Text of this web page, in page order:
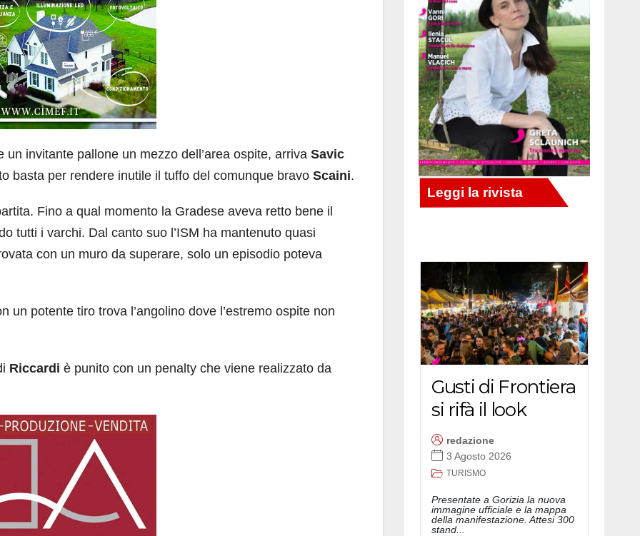
un invitante pallone un mezzo dell’area ospite, arriva Savic
basta per rendere inutile il tuffo del comunque bravo Scaini.
Fino a qual momento la Gradese aveva retto bene il
tutti i varchi. Dal canto suo l’ISM ha mantenuto quasi
con un muro da superare, solo un episodio poteva
un potente tiro trova l’angolino dove l’estremo ospite non
Riccardi è punito con un penalty che viene realizzato da
Gusti di Frontiera
si rifà il look
redazione
3 Agosto 2026
TURISMO
Presentate a Gorizia la nuova
immagine ufficiale e la mappa
della manifestazione. Attesi 300
stand...